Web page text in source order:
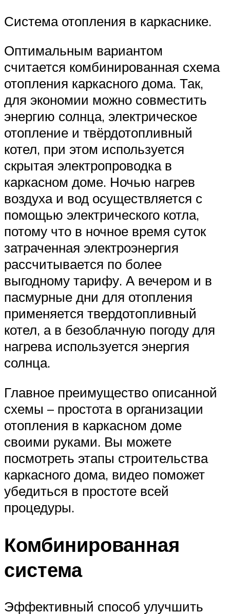
Система отопления в каркаснике.
Оптимальным вариантом
считается комбинированная схема
отопления каркасного дома. Так,
для экономии можно совместить
энергию солнца, электрическое
отопление и твёрдотопливный
котел, при этом используется
скрытая электропроводка в
каркасном доме. Ночью нагрев
воздуха и вод осуществляется с
помощью электрического котла,
потому что в ночное время суток
затраченная электроэнергия
рассчитывается по более
выгодному тарифу. А вечером и в
пасмурные дни для отопления
применяется твердотопливный
котел, а в безоблачную погоду для
нагрева используется энергия
солнца.
Главное преимущество описанной
схемы – простота в организации
отопления в каркасном доме
своими руками. Вы можете
посмотреть этапы строительства
каркасного дома, видео поможет
убедиться в простоте всей
процедуры.
Комбинированная
система
Эффективный способ улучшить